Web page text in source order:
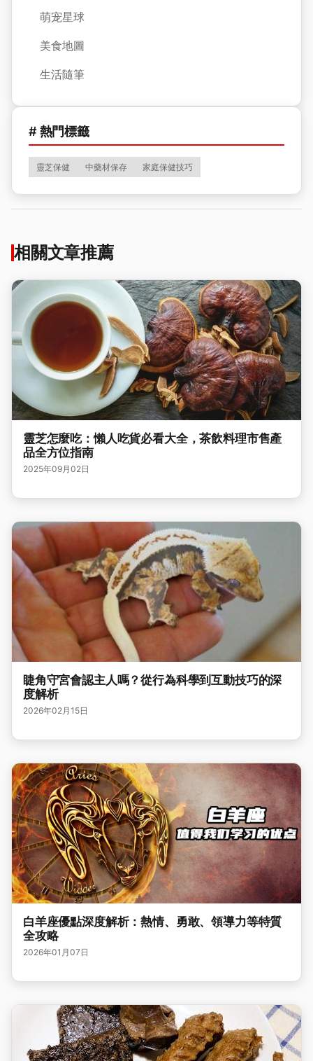
萌宠星球
美食地圖
生活隨筆
# 熱門標籤
靈芝保健 中藥材保存 家庭保健技巧
相關文章推薦
靈芝怎麼吃：懶人吃貨必看大全，茶飲料理市售產
品全方位指南
2025年09月02日
睫角守宮會認主人嗎？從行為科學到互動技巧的深
度解析
2026年02月15日
白羊座優點深度解析：熱情、勇敢、領導力等特質
全攻略
2026年01月07日